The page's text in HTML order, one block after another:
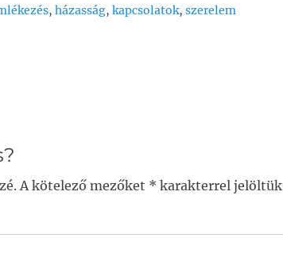
, házasság, kapcsolatok, szerelem
A kötelező mezőket * karakterrel jelöltük